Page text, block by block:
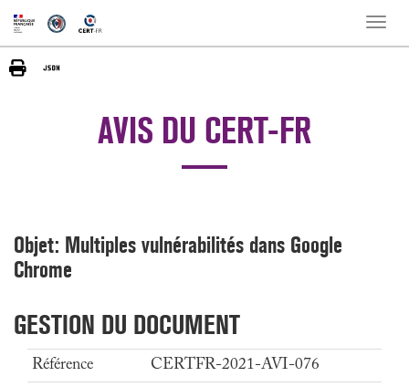
Toggle
AVIS DU CERT-FR
Objet: Multiples vulnérabilités dans Google
Chrome
GESTION DU DOCUMENT
Référence
CERTFR-2021-AVI-076